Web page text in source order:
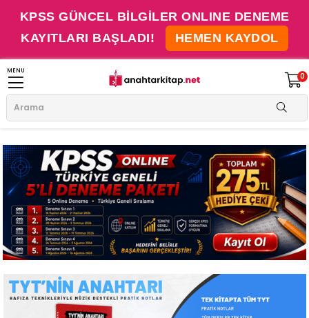
KPSS GÜNCEL BİLGİLER ONLINE DENEME
KAYITLARI BAŞLADI!
HEMEN KAYDOL
MENU 0